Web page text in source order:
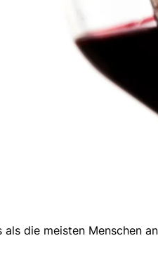
als die meisten Menschen